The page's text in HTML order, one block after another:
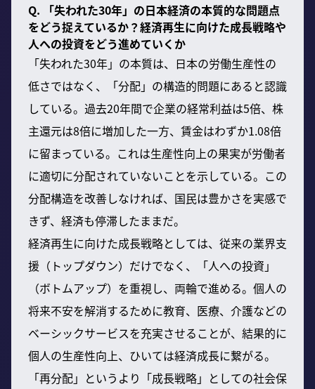
Q. 「失われた30年」の日本経済の本質的な問題点
をどう捉えているか？経済再生に向けた成長戦略や
人への投資をどう進めていくか
「失われた30年」の本質は、日本の労働生産性の
低さではなく、「分配」の構造的問題にあると認識
している。過去20年間で企業の経常利益は5倍、株
主還元は8倍に増加した一方、賃金はわずか1.08倍
に留まっている。これは生産性向上の果実が労働者
に適切に分配されていないことを示している。この
分配構造を改善しなければ、国民は豊かさを実感で
きず、経済も停滞したままだ。
経済再生に向けた成長戦略としては、従来の業界支
援（トップダウン）だけでなく、「人への投資」
（ボトムアップ）を重視し、両輪で進める。個人の
将来不安を解消するために教育、医療、介護などの
ベーシックサービスを充実させることが、結果的に
個人の生産性向上、ひいては経済成長に繋がる。
「再分配」というより「成長戦略」としての社会保